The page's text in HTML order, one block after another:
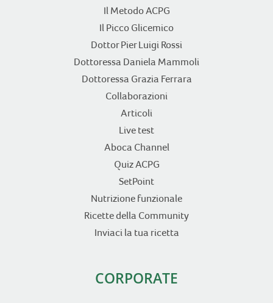
Il Metodo ACPG
Il Picco Glicemico
Dottor Pier Luigi Rossi
Dottoressa Daniela Mammoli
Dottoressa Grazia Ferrara
Collaborazioni
Articoli
Live test
Aboca Channel
Quiz ACPG
SetPoint
Nutrizione funzionale
Ricette della Community
Inviaci la tua ricetta
CORPORATE